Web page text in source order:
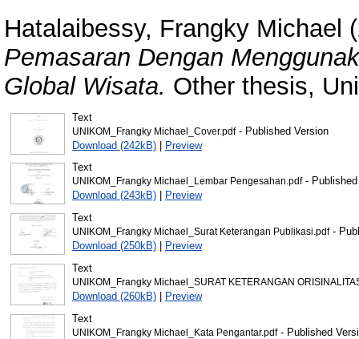
Hatalaibessy, Frangky Michael
Pemasaran Dengan
Global Wisata. Other thesis,
Text
UNIKOM_Frangky Michael_Cover.pdf- Published Version
Download (242kB)| Preview
Text
UNIKOM_Frangky Michael_Lembar Pengesahan.pdf- Published
Download (243kB)|
Preview
Text
UNIKOM_Frangky Michael_Surat Keterangan Publikasi.pdf-
Download (250kB)|
Preview
Text
UNIKOM_Frangky Michael_SURAT KETERANGAN
Download (260kB)|
Preview
Text
UNIKOM_Frangky Michael_Kata Pengantar.pdf- Published